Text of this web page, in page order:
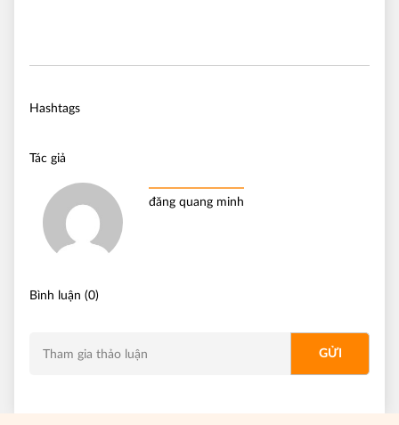
Hashtags
Tác giả
đăng quang minh
Bình luận (0)